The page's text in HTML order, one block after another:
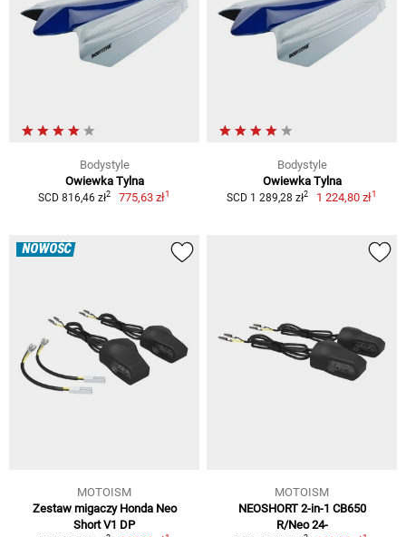
Bodystyle
Owiewka Tylna
SCD 816,46 zł2 775,63 zł1
Bodystyle
Owiewka Tylna
SCD 1 289,28 zł2 1 224,80 zł1
NOWOŚĆ
MOTOISM
Zestaw migaczy Honda Neo
Short V1 DP
MOTOISM
NEOSHORT 2-in-1 CB650
R/Neo 24-